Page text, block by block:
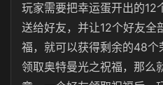
玩家需要把幸运蛋开出的12
送给好友，并让12个好友全
福，就可以获得剩余的48个
领取奥特曼光之祝福，那么